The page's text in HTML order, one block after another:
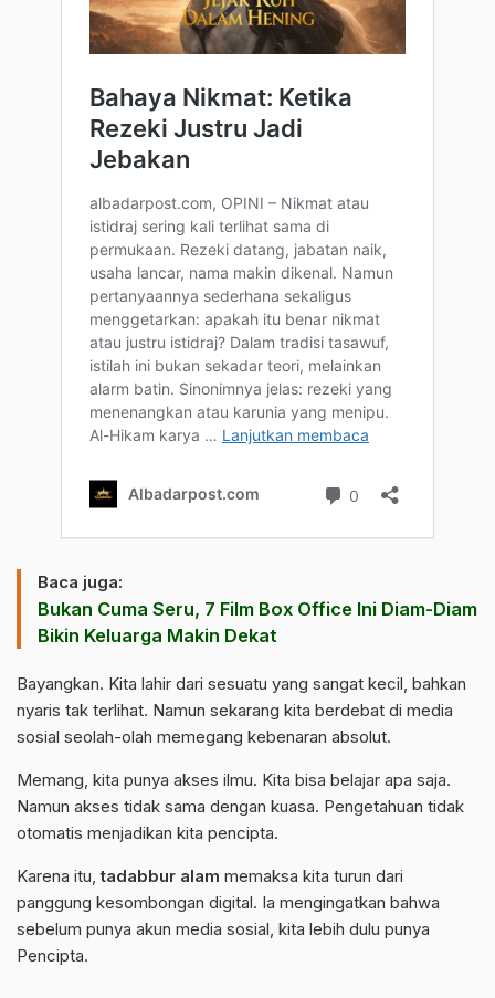
Baca juga:
Bukan Cuma Seru, 7 Film Box Office Ini Diam-Diam
Bikin Keluarga Makin Dekat
Bayangkan. Kita lahir dari sesuatu yang sangat kecil, bahkan
nyaris tak terlihat. Namun sekarang kita berdebat di media
sosial seolah-olah memegang kebenaran absolut.
Memang, kita punya akses ilmu. Kita bisa belajar apa saja.
Namun akses tidak sama dengan kuasa. Pengetahuan tidak
otomatis menjadikan kita pencipta.
Karena itu,tadabbur alam memaksa kita turun dari
panggung kesombongan digital. Ia mengingatkan bahwa
sebelum punya akun media sosial, kita lebih dulu punya
Pencipta.